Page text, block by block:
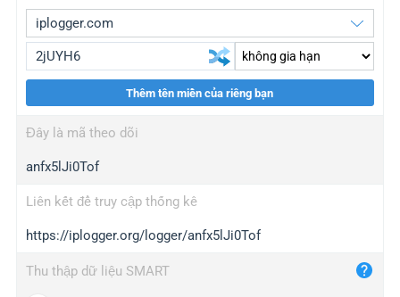
wl.gl
ed.tc
bc.ax
iplogger.com
maper.info
Thêm tên miền của riêng bạn
Đây là mã theo dõi
anfx5lJi0Tof
Liên kết để truy cập thống kê
https://iplogger.org/logger/anfx5lJi0Tof
Thu thập dữ liệu SMART